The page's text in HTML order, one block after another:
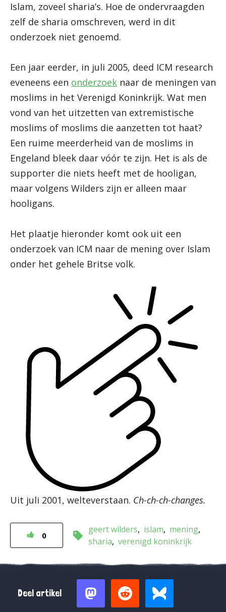
Islam, zoveel sharia’s. Hoe de ondervraagden
zelf de sharia omschreven, werd in dit
onderzoek niet genoemd.
Een jaar eerder, in juli 2005, deed ICM research
eveneens een onderzoek naar de meningen van
moslims in het Verenigd Koninkrijk. Wat men
vond van het uitzetten van extremistische
moslims of moslims die aanzetten tot haat?
Een ruime meerderheid van de moslims in
Engeland bleek daar vóór te zijn. Het is als de
supporter die niets heeft met de hooligan,
maar volgens Wilders zijn er alleen maar
hooligans.
Het plaatje hieronder komt ook uit een
onderzoek van ICM naar de mening over Islam
onder het gehele Britse volk.
Uit juli 2001, welteverstaan. Ch-ch-ch-changes.
0
geert wilders islam
mening
sharia verenigd koninkrijk
Deel artikel